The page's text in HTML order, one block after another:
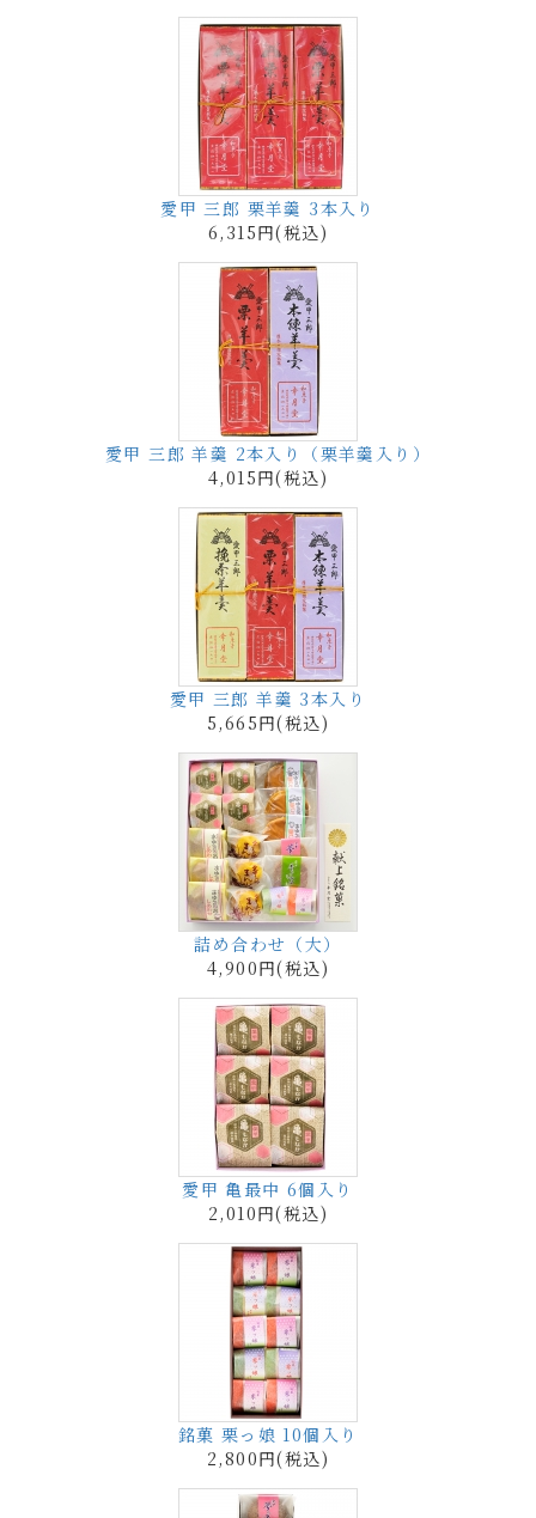
愛甲 三郎 栗羊羹 3本入り
6,315円(税込)
愛甲 三郎 羊羹 2本入り（栗羊羹入り）
4,015円(税込)
愛甲 三郎 羊羹 3本入り
5,665円(税込)
詰め合わせ（大）
4,900円(税込)
愛甲 亀最中 6個入り
2,010円(税込)
銘菓 栗っ娘 10個入り
2,800円(税込)